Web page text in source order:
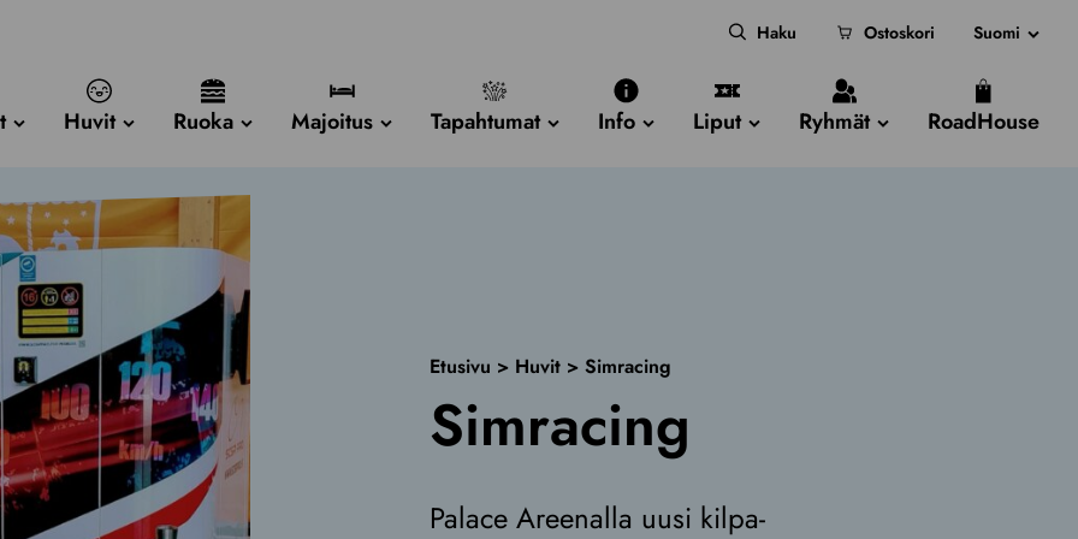
Haku Ostoskori Suomi
Huvit Ruoka Majoitus Tapahtumat Info Liput Ryhmät RoadHouse
Etusivu > Huvit> Simracing
Simracing
Palace Areenalla uusi kilpa-